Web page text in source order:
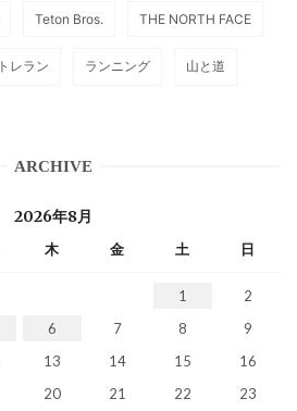
Teton Bros. THE NORTH FACE
トレラン ランニング 山と道
ARCHIVE
2026年8月
木 金 土 日
1
2
6 7 8
9
13 14 15
16
20 21 22 23